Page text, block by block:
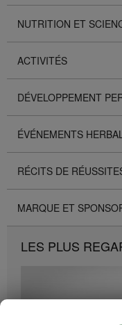
NUTRITION ET
ACTIVITÉS
DÉVELOPPEMENT
ÉVÉNEMENTS
RÉCITS DE
MARQUE ET
LES PLUS